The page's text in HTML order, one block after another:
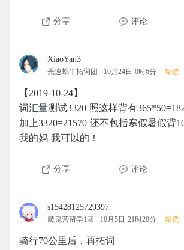
分享 评论
XiaoYan3
光速蜗牛拓词团 10月24日 0时6分 精选
【2019-10-24】
词汇量测试3320 照这样背有
加上3320=21570 还不包括寒假暑假背
我的妈 我可以的！
分享 评论
s15428125729397
魔鬼营留学1团 10月5日 21时20分 精选
骑行70公里后，再拓词